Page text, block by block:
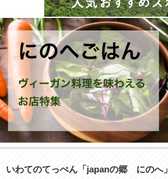
いわてのてっぺん「japanの郷 にのへ」